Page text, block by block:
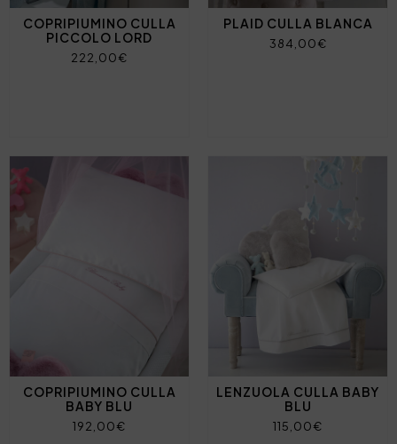
COPRIPIUMINO CULLA
PICCOLO LORD
222,00€
PLAID CULLA BLANCA
384,00€
COPRIPIUMINO CULLA
BABY BLU
192,00€
LENZUOLA CULLA BABY
BLU
115,00€